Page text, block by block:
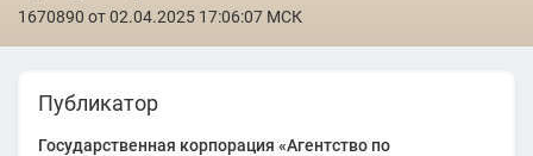
1670890 от 02.04.2025 17:06:07 МСК
Публикатор
Государственная корпорация «Агентство по